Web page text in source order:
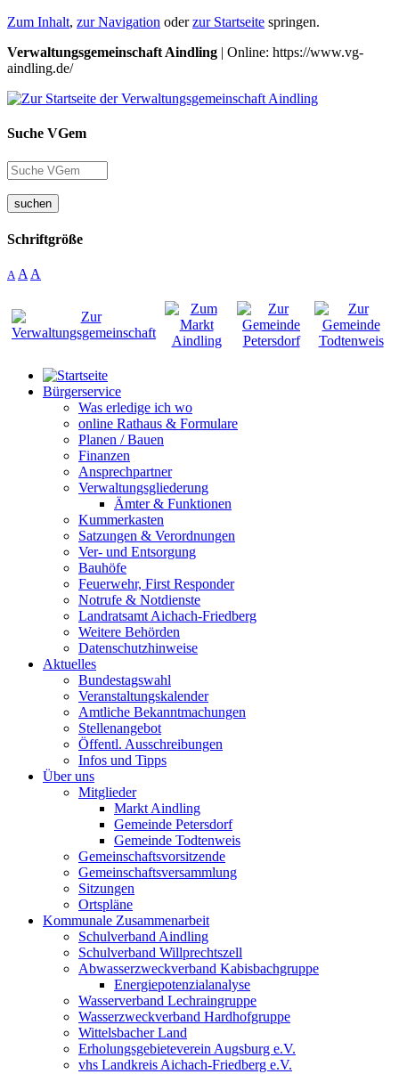
Zum Inhalt, zur Navigation oderzur Startseite springen.
Verwaltungsgemeinschaft Aindling | Online: https://www.vg-
aindling.de/
Suche VGem
suchen
Schriftgröße
A A A
Bürgerservice
Was erledige ich wo
online Rathaus & Formulare
Planen / Bauen
Finanzen
Ansprechpartner
Verwaltungsgliederung
Ämter & Funktionen
Kummerkasten
Satzungen & Verordnungen
Ver- und Entsorgung
Bauhöfe
Feuerwehr, First Responder
Notrufe & Notdienste
Landratsamt Aichach-Friedberg
Weitere Behörden
Datenschutzhinweise
Aktuelles
Bundestagswahl
Veranstaltungskalender
Amtliche Bekanntmachungen
Stellenangebot
Öffentl. Ausschreibungen
Infos und Tipps
Über uns
Mitglieder
Markt Aindling
Gemeinde Petersdorf
Gemeinde Todtenweis
Gemeinschaftsvorsitzende
Gemeinschaftsversammlung
Sitzungen
Ortspläne
Kommunale Zusammenarbeit
Schulverband Aindling
Schulverband Willprechtszell
Abwasserzweckverband Kabisbachgruppe
Energiepotenzialanalyse
Wasserverband Lechraingruppe
Wasserzweckverband Hardhofgruppe
Wittelsbacher Land
Erholungsgebieteverein Augsburg e.V.
vhs Landkreis Aichach-Friedberg e.V.